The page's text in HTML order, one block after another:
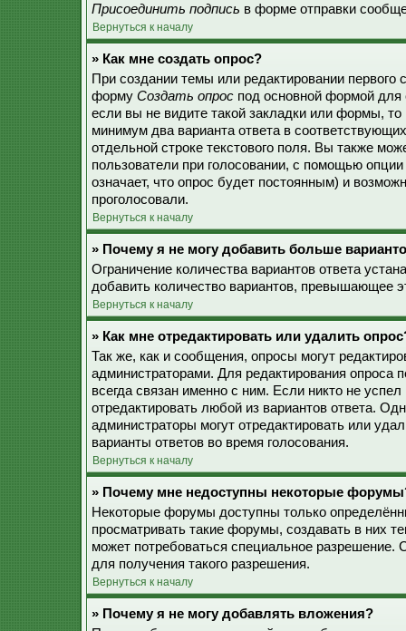
Присоединить подпись в форме отправки
Вернуться к началу
» Как мне создать опрос?
При создании темы или редактировании
форму Создать опрос под основной формой для
если вы не видите такой закладки или формы,
минимум два варианта ответа в
отдельной строке текстового поля. Вы также
пользователи при голосовании, с помощью
означает, что опрос будет постоянным) и
проголосовали.
Вернуться к началу
» Почему я не могу добавить больше
Ограничение количества вариантов ответа
добавить количество вариантов, превышающее
Вернуться к началу
» Как мне отредактировать или удалить
Так же, как и сообщения, опросы могут
администраторами. Для редактирования опроса
всегда связан именно с ним. Если никто не
отредактировать любой из вариантов ответа.
администраторы могут отредактировать или
варианты ответов во время голосования.
Вернуться к началу
» Почему мне недоступны некоторые
Некоторые форумы доступны только
просматривать такие форумы, создавать в них
может потребоваться специальное
для получения такого разрешения.
Вернуться к началу
» Почему я не могу добавлять вложения?